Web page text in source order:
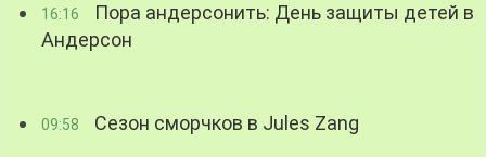
16:16
Пора андерсонить: День защиты детей в
Андерсон
09:58 Сезон сморчков в Jules Zang